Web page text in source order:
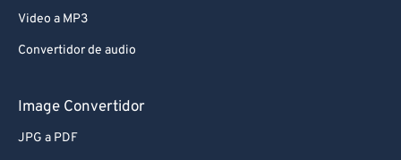
Video a MP3
Convertidor de audio
Image Convertidor
JPG a PDF